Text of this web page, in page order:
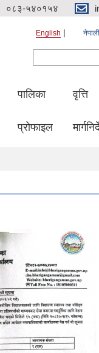
०८३-५४०१५४
English नेपाली
पालिका
प्रोफाइल
वृत्ति